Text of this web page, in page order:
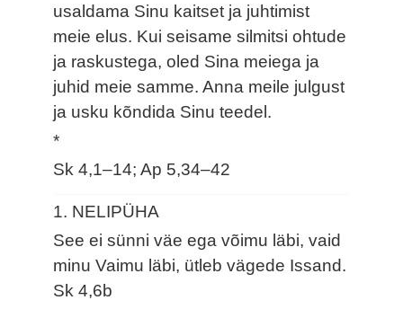
usaldama Sinu kaitset ja juhtimist
meie elus. Kui seisame silmitsi ohtude
ja raskustega, oled Sina meiega ja
juhid meie samme. Anna meile julgust
ja usku kõndida Sinu teedel.
*
Sk 4,1–14; Ap 5,34–42
1. NELIPÜHA
See ei sünni väe ega võimu läbi, vaid
minu Vaimu läbi, ütleb vägede Issand.
Sk 4,6b